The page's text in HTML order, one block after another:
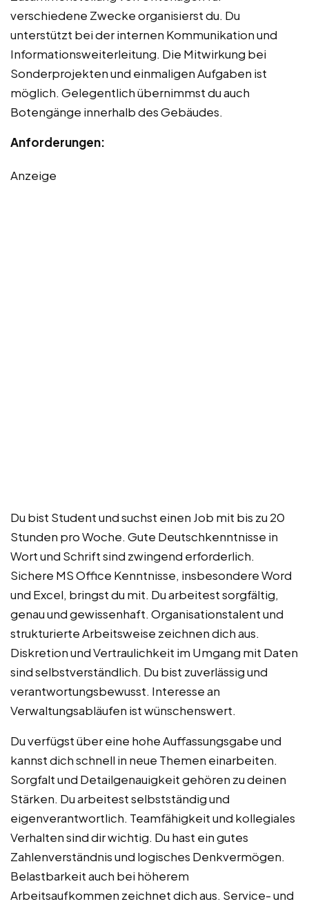
verschiedene Zwecke organisierst du. Du
unterstützt bei der internen Kommunikation und
Informationsweiterleitung. Die Mitwirkung bei
Sonderprojekten und einmaligen Aufgaben ist
möglich. Gelegentlich übernimmst du auch
Botengänge innerhalb des Gebäudes.
Anforderungen:
Anzeige
Du bist Student und suchst einen Job mit bis zu 20
Stunden pro Woche. Gute Deutschkenntnisse in
Wort und Schrift sind zwingend erforderlich.
Sichere MS Office Kenntnisse, insbesondere Word
und Excel, bringst du mit. Du arbeitest sorgfältig,
genau und gewissenhaft. Organisationstalent und
strukturierte Arbeitsweise zeichnen dich aus.
Diskretion und Vertraulichkeit im Umgang mit Daten
sind selbstverständlich. Du bist zuverlässig und
verantwortungsbewusst. Interesse an
Verwaltungsabläufen ist wünschenswert.
Du verfügst über eine hohe Auffassungsgabe und
kannst dich schnell in neue Themen einarbeiten.
Sorgfalt und Detailgenauigkeit gehören zu deinen
Stärken. Du arbeitest selbstständig und
eigenverantwortlich. Teamfähigkeit und kollegiales
Verhalten sind dir wichtig. Du hast ein gutes
Zahlenverständnis und logisches Denkvermögen.
Belastbarkeit auch bei höherem
Arbeitsaufkommen zeichnet dich aus. Service- und